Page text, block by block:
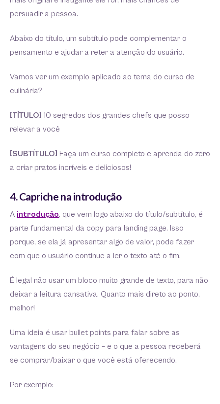
persuadir a pessoa.
Abaixo do título, um subtítulo pode complementar o
pensamento e ajudar a reter a atenção do usuário.
Vamos ver um exemplo aplicado ao tema do curso de
culinária?
[TÍTULO] 10 segredos dos grandes chefs que posso
relevar a você
[SUBTÍTULO] Faça um curso completo e aprenda do zero
a criar pratos incríveis e deliciosos!
4. Capriche na introdução
A introdução, que vem logo abaixo do título/subtítulo, é
parte fundamental da copy para landing page. Isso
porque, se ela já apresentar algo de valor, pode fazer
com que o usuário continue a ler o texto até o fim.
É legal não usar um bloco muito grande de texto, para não
deixar a leitura cansativa. Quanto mais direto ao ponto,
melhor!
Uma ideia é usar bullet points para falar sobre as
vantagens do seu negócio – e o que a pessoa receberá
se comprar/baixar o que você está oferecendo.
Por exemplo: